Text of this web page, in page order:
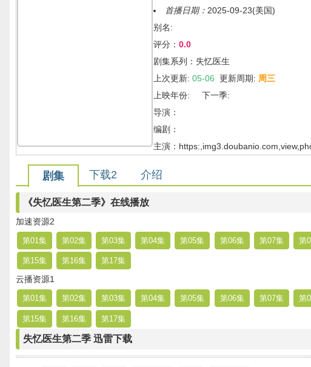
首播日期： 2025-09-23(美国)
别名:
评分： 0.0
剧集系列：失忆医生
上次更新: 05-06 更新周期: 周三
上映年份: 下一季:
导演：
编剧：
主演：
剧集 下载2 介绍
《失忆医生第二季》在线播放
加速资源2
第01集 第02集 第03集 第04集 第05集 第06集 第07集 第
第15集 第16集 第17集
云播资源1
第01集 第02集 第03集 第04集 第05集 第06集 第07集 第
第15集 第16集 第17集
失忆医生第二季 迅雷下载